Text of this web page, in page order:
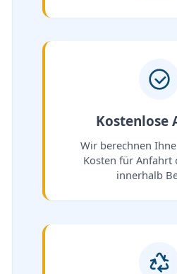
Kostenlose
Wir berechnen
Kosten für Anfahrt
innerhalb